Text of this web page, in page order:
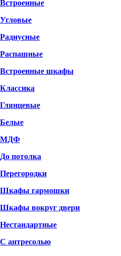
Встроенные
Угловые
Радиусные
Распашные
Встроенные шкафы
Классика
Глянцевые
Белые
МДФ
До потолка
Перегородки
Шкафы гармошки
Шкафы вокруг двери
Нестандартные
С антресолью